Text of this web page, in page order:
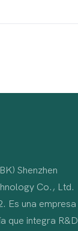
Shenzhen
Co., Ltd.
Es una empresa
que integra R&D